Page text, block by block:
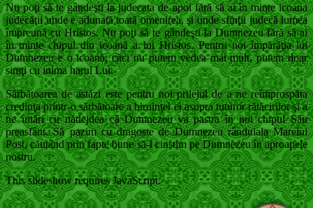
Nu poţi să te gândeşti la judecata de apoi fără să ai în minte icoana
judecăţii unde e adunată toată omenirea, şi unde sfinţii judecă lumea
împreună cu Hristos. Nu poţi să te gândeşti la Dumnezeu fără să ai
în minte chipul din icoană a lui Hristos. Pentru noi împărăţia lui
Dumnezeu e o icoană, căci nu putem vedea mai mult, putem doar
simţi cu inima harul Lui.
Sărbătoarea de astăzi este pentru noi prilejul de a ne reîmprospăta
credinţa printr-o sărbătoare a biruinţei ei asupra tuturor rătăcirilor şi a
ne întări cu nădejdea că Dumnezeu va pastra în noi chipul Său
preasfânt. Să pazim cu dragoste de Dumnezeu rânduiala Marelui
Post, căutând prin fapte bune să-l cinstim pe Dumnezeu în aproapele
nostru.
This slideshow requires JavaScript.